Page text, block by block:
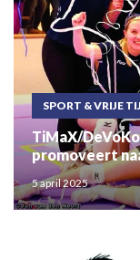
SPORT & VRIJE
TiMaX/
promoveert
5 april 2025